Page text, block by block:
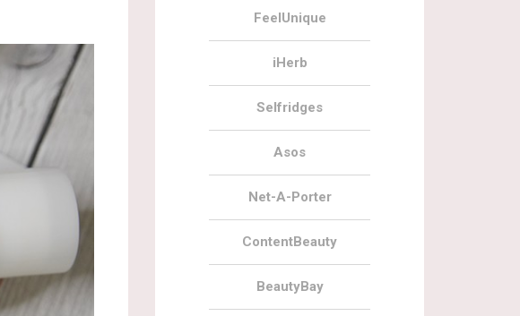
FeelUnique
iHerb
Selfridges
Asos
Net-A-Porter
ContentBeauty
BeautyBay